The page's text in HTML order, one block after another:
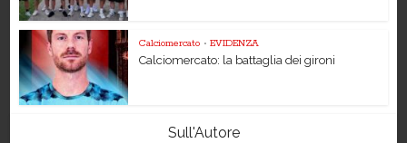
Calciomercato • EVIDENZA
Calciomercato: la battaglia dei gironi
Sull'Autore